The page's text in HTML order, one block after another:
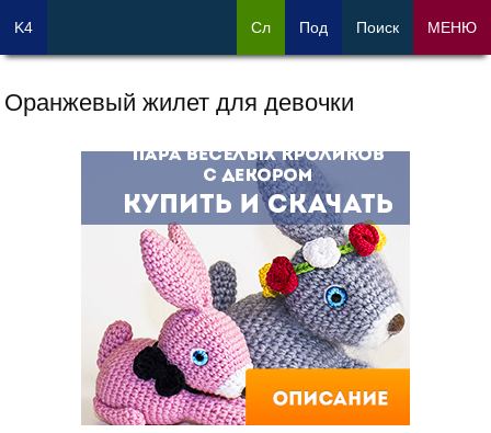
Оранжевый жилет для девочки
K4 Сл Под Поиск МЕНЮ